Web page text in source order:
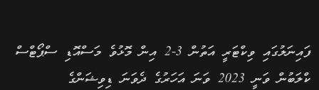
ފައިނަލުގައި ވިކްޓަރީ އަތުން 3-2 އިން މޮޅުވެ މަސްއޮޑި ސްޕޯޓްސް
ކްލަބުން ވަނީ 2023 ވަނަ އަހަރުގެ ދެވަނަ ޑިވިޝަންގެ